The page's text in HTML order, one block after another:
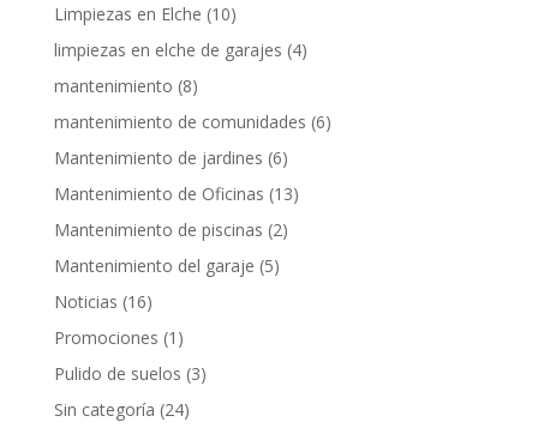
Limpiezas en Elche (10)
limpiezas en elche de garajes (4)
mantenimiento (8)
mantenimiento de comunidades (6)
Mantenimiento de jardines (6)
Mantenimiento de Oficinas (13)
Mantenimiento de piscinas (2)
Mantenimiento del garaje (5)
Noticias (16)
Promociones (1)
Pulido de suelos (3)
Sin categoría (24)